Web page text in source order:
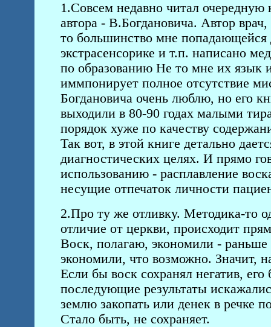
1.Совсем недавно читал очередную
автора - В.Богдановича. Автор
то большинство мне попадающейся
экстрасенсорике и т.п. написано
по образованию Не то мне их язык
иммпонирует полное отсутствие
Богдановича очень люблю, но его
выходили в 80-90 годах малыми
порядок хуже по качеству
Так вот, в этой книге детально
диагностических целях. И прямо
использованию - расплавление
несущие отпечаток личности
2.Про ту же отливку. Методика-то
отличие от церкви, происходит
Воск, полагаю, экономили - раньше
экономили, что возможно. Значит,
Если бы воск сохранял негатив,
последующие результаты
землю закопать или денек в речке
Стало быть, не сохраняет.